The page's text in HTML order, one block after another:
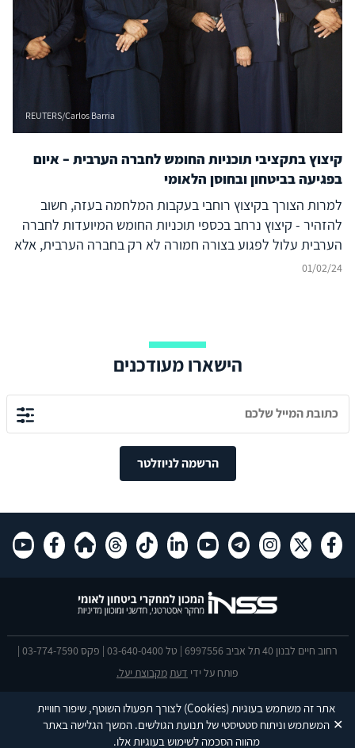
אתר זה משתמש בעוגיות(Cookies) לצורך תפעולו השוטף, שיפור חוויית
המשתמש וניתוח סטטיסטי של תנועת הגולשים. המשך הגלישה באתר
מהווה הסכמה לשימוש בעוגיות אלו.
✕
REUTERS/Carlos Barria
קיצוץ בתקציבי תוכניות החומש לחברה הערבית – איום
בפגיעה בביטחון ובחוסן הלאומי
למרות הצורך בקיצוץ רוחבי בעקבות המלחמה בעזה, חשוב
להזהיר - קיצוץ נרחב בכספי תוכניות החומש המיועדות לחברה
הערבית עלול לפגוע בצורה חמורה לא רק בחברה הערבית, אלא
גם בכלכלה הישראלית ובביטחון המדינה
01/02/24
הישארו מעודכנים
הרשמה לניוזלטר
רחוב חיים לבנון 40 תל אביב 6997556 | טל 03-640-0400 | פקס 03-774-7590 |
פותח על ידי דעתמקבוצת יעל.
This site is protected by reCAPTCHA and the Google Privacy Policyand
Terms of Service apply.